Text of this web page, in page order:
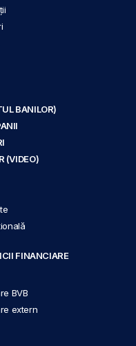
BANILOR)
(VIDEO)
FINANCIARE
BVB
extern